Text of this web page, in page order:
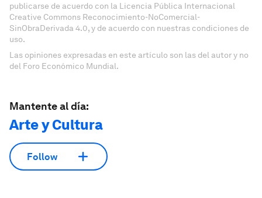
publicarse de acuerdo con la Licencia Pública Internacional
Creative Commons Reconocimiento-NoComercial-
SinObraDerivada 4.0, y de acuerdo con nuestras condiciones de
uso.
Las opiniones expresadas en este artículo son las del autor y no
del Foro Económico Mundial.
Mantente al día:
Arte y Cultura
Follow